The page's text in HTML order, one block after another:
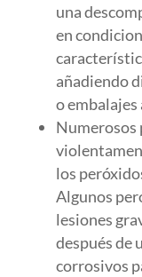
una
en
añadiendo
o
Numerosos
los
Algunos
lesiones
después de
corrosivos